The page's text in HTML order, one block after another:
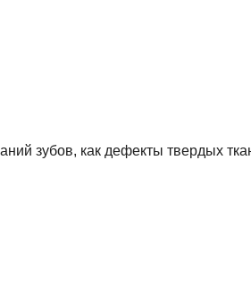
зубов, как дефекты твердых